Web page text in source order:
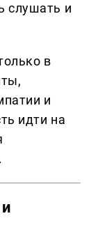
слушать и
в
и
идти на